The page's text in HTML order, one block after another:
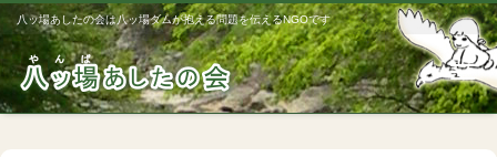
八ッ場あしたの会は八ッ場ダムが抱える問題を伝えるNGOです